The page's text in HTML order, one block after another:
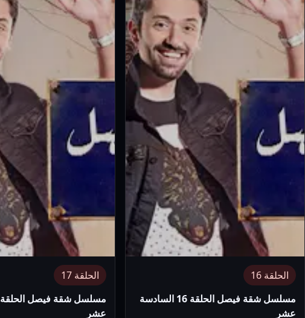
الحلقة 16
مسلسل شقة فيصل الحلقة 16 السادسة
عشر
الحلقة 17
عشر